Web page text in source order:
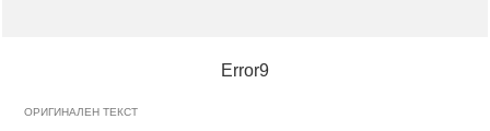
Error9
ОРИГИНАЛЕН ТЕКСТ